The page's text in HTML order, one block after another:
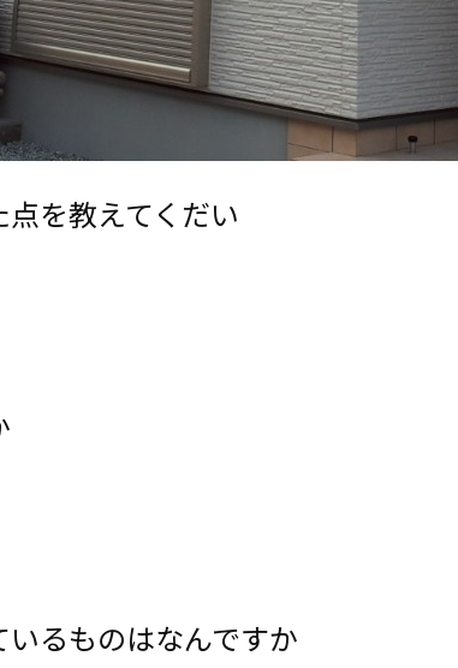
を教えてくだい
るものはなんですか